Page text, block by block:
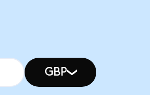
GBP